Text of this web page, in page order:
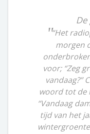
“Het
morgen
voor; “Zeg
vandaag?”
woord tot de
“Vandaag
tijd van het